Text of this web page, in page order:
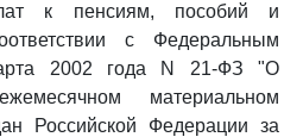
к пенсиям, пособий и
с Федеральным
2002 года N 21-ФЗ "О
материальном
Российской Федерации за